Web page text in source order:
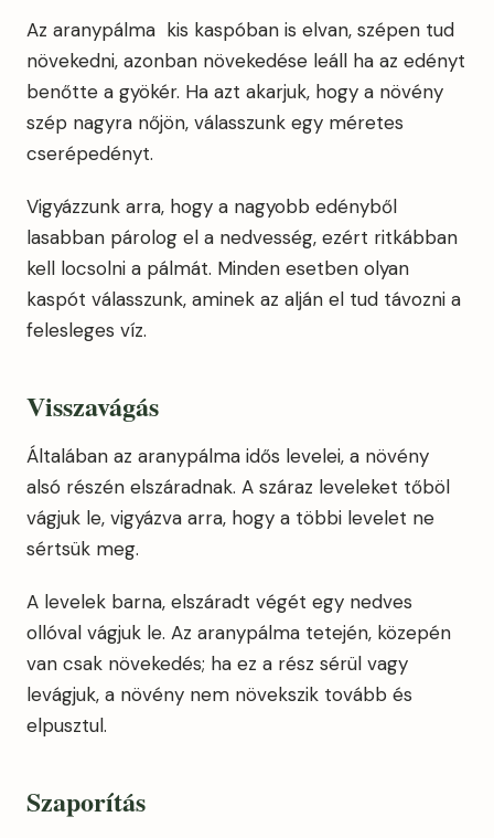
Az aranypálma kis kaspóban is elvan, szépen tud
növekedni, azonban növekedése leáll ha az edényt
benőtte a gyökér. Ha azt akarjuk, hogy a növény
szép nagyra nőjön, válasszunk egy méretes
cserépedényt.
Vigyázzunk arra, hogy a nagyobb edényből
lasabban párolog el a nedvesség, ezért ritkábban
kell locsolni a pálmát. Minden esetben olyan
kaspót válasszunk, aminek az alján el tud távozni a
felesleges víz.
Visszavágás
Általában az aranypálma idős levelei, a növény
alsó részén elszáradnak. A száraz leveleket tőböl
vágjuk le, vigyázva arra, hogy a többi levelet ne
sértsük meg.
A levelek barna, elszáradt végét egy nedves
ollóval vágjuk le. Az aranypálma tetején, közepén
van csak növekedés; ha ez a rész sérül vagy
levágjuk, a növény nem növekszik tovább és
elpusztul.
Szaporítás